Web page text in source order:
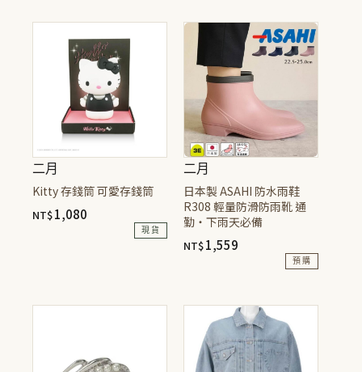
二月
Kitty 存錢筒 可愛存錢筒
NT$1,080
現貨
二月
日本製 ASAHI 防水雨鞋
R308 輕量防滑防雨靴 通
勤・下雨天必備
NT$1,559
預購
產